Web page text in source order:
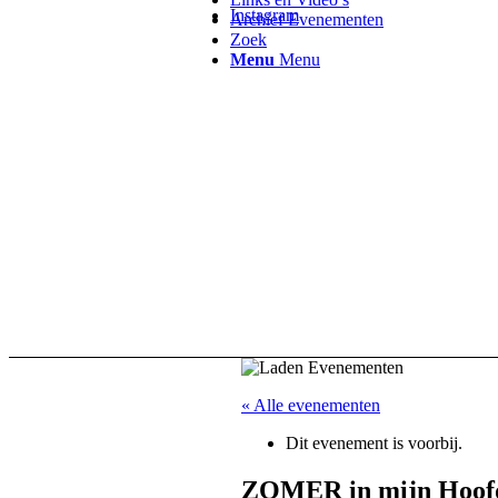
Instagram
Archief Evenementen
Zoek
Menu Menu
« Alle evenementen
Dit evenement is voorbij.
ZOMER in mijn